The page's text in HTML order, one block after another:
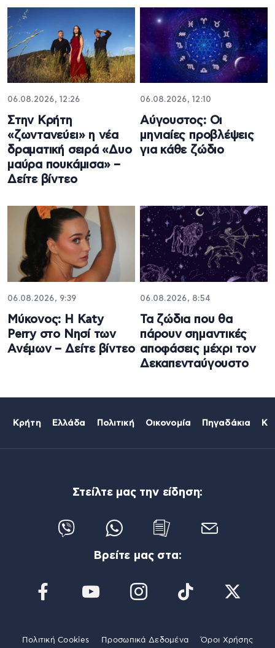
06.08.2026, 12:26
Στην Κρήτη
«ζωντανεύει» η νέα
δραματική σειρά «Δυο
μαύρα πουκάμισα» –
Δείτε βίντεο
06.08.2026, 12:10
Αύγουστος: Οι
μηνιαίες προβλέψεις
για κάθε ζώδιο
06.08.2026, 9:39
Μύκονος: Η Katy
Perry στο Νησί των
Ανέμων – Δείτε βίντεο
06.08.2026, 8:54
Τα ζώδια που θα
πάρουν σημαντικές
αποφάσεις μέχρι τον
Δεκαπενταύγουστο
Κρήτη Ελλάδα Πολιτική Οικονομία Πηγαδάκια
Στείλτε μας την είδηση:
Βρείτε μας στα:
Πολιτική Cookies Προσωπικά Δεδομένα Όροι Χρήσης